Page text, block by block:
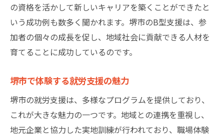
の資格を活かして新しいキャリアを築くことができたと
いう成功例も数多く聞かれます。堺市のB型支援は、参
加者の個々の成長を促し、地域社会に貢献できる人材を
育てることに成功しているのです。
堺市で体験する就労支援の魅力
堺市の就労支援は、多様なプログラムを提供しており、
これが大きな魅力の一つです。地域との連携を重視し、
地元企業と協力した実地訓練が行われており、職場体験